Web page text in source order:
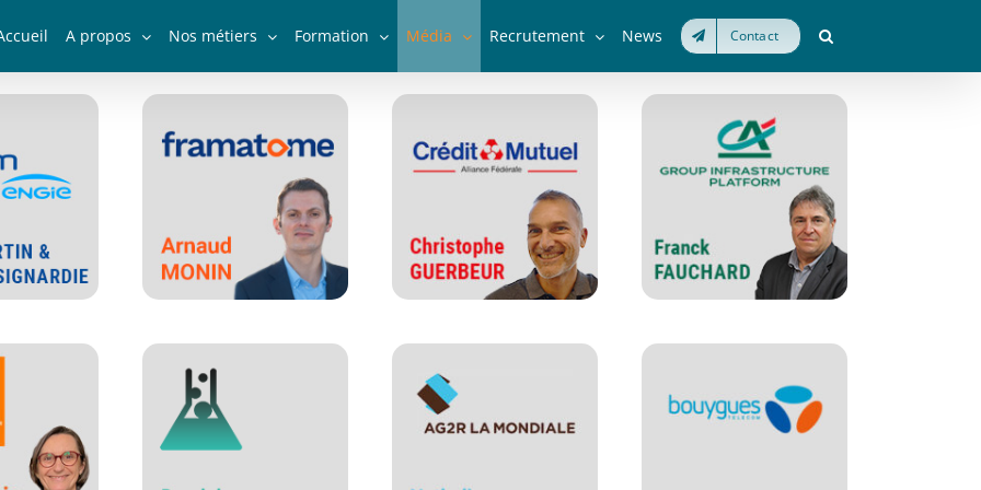
A propos Nos métiers Formation Média Recrutement News Contact